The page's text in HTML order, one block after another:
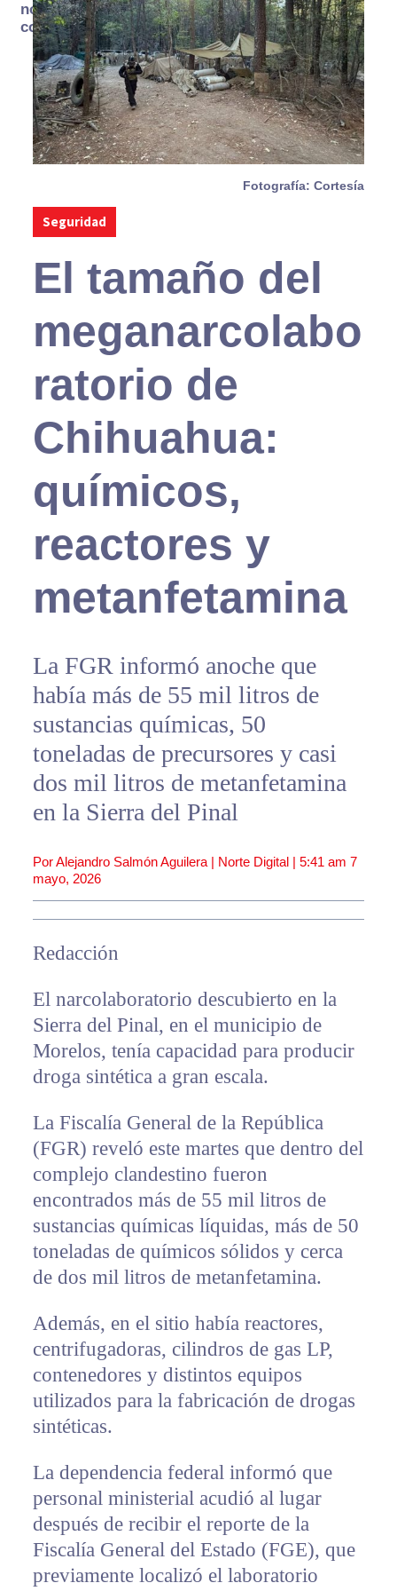
no se
consume
Fotografía: Cortesía
Seguridad
El tamaño del
meganarcolabo
ratorio de
Chihuahua:
químicos,
reactores y
metanfetamina
La FGR informó anoche que
había más de 55 mil litros de
sustancias químicas, 50
toneladas de precursores y casi
dos mil litros de metanfetamina
en la Sierra del Pinal
Por Alejandro Salmón Aguilera | Norte Digital | 5:41 am 7
mayo, 2026
Redacción
El narcolaboratorio descubierto en la
Sierra del Pinal, en el municipio de
Morelos, tenía capacidad para producir
droga sintética a gran escala.
La Fiscalía General de la República
(FGR) reveló este martes que dentro del
complejo clandestino fueron
encontrados más de 55 mil litros de
sustancias químicas líquidas, más de 50
toneladas de químicos sólidos y cerca
de dos mil litros de metanfetamina.
Además, en el sitio había reactores,
centrifugadoras, cilindros de gas LP,
contenedores y distintos equipos
utilizados para la fabricación de drogas
sintéticas.
La dependencia federal informó que
personal ministerial acudió al lugar
después de recibir el reporte de la
Fiscalía General del Estado (FGE), que
previamente localizó el laboratorio